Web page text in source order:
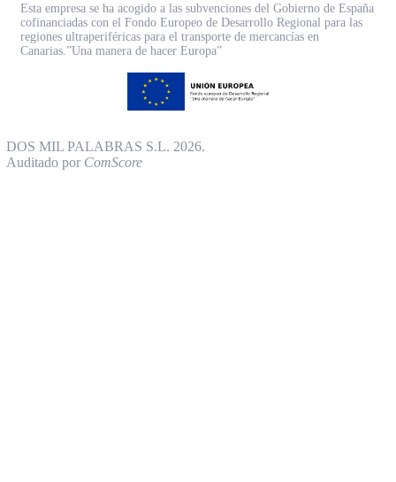
Esta empresa se ha acogido a las subvenciones del Gobierno de España
cofinanciadas con el Fondo Europeo de Desarrollo Regional para las
regiones ultraperiféricas para el transporte de mercancías en
Canarias.”Una manera de hacer Europa”
DOS MIL PALABRAS S.L. 2026.
Auditado por ComScore